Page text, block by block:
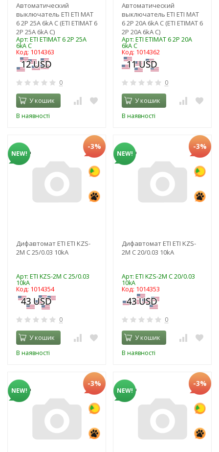
Автоматический
выключатель ETI ЕТІ MAT
6 2Р 25А 6kA C (ЕТІ ETIMAT 6
2Р 25А 6kA C)
Арт: ЕТІ ETIMAT 6 2Р 25А
6kA C
Код: 1014363
0
У кошик
В наявності
Автоматический
выключатель ETI ЕТІ MAT
6 2Р 20А 6kA C (ЕТІ ETIMAT 6
2Р 20А 6kA C)
Арт: ЕТІ ETIMAT 6 2Р 20А
6kA C
Код: 1014362
0
У кошик
В наявності
NEW!
-3%
Дифавтомат ETI ЕТІ KZS-
2M C 25/0.03 10kA
Арт: ЕТІ KZS-2M C 25/0.03
10kA
Код: 1014354
0
У кошик
В наявності
NEW!
-3%
Дифавтомат ETI ЕТІ KZS-
2M C 20/0.03 10kA
Арт: ЕТІ KZS-2M C 20/0.03
10kA
Код: 1014353
0
У кошик
В наявності
NEW!
-3%
NEW!
-3%